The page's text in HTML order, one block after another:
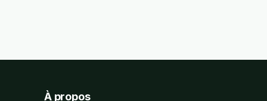
À propos